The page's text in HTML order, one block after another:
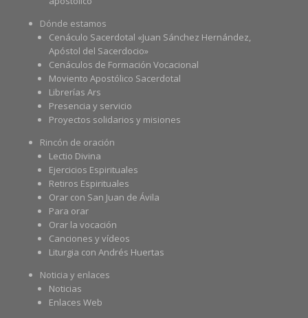
Dónde estamos
Cenáculo Sacerdotal «Juan Sánchez Hernández,
Apóstol del Sacerdocio»
Cenáculos de Formación Vocacional
Moviento Apostólico Sacerdotal
Librerías Ars
Presencia y servicio
Proyectos solidarios y misiones
Rincón de oración
Lectio Divina
Ejercicios Espirituales
Retiros Espirituales
Orar con San Juan de Ávila
Para orar
Orar la vocación
Canciones y vídeos
Liturgia con Andrés Huertas
Noticia y enlaces
Noticias
Enlaces Web